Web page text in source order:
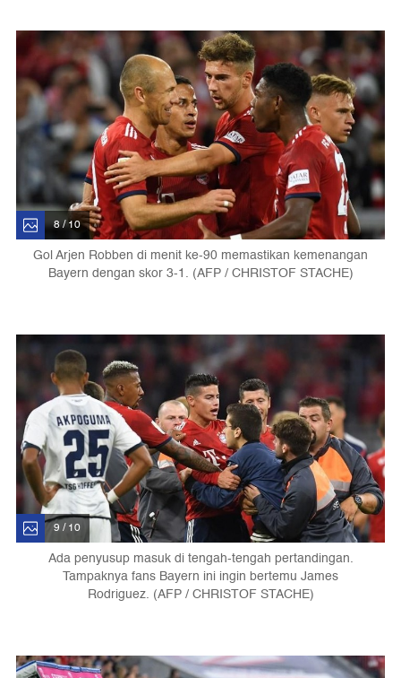
8 / 10
Gol Arjen Robben di menit ke-90 memastikan kemenangan
Bayern dengan skor 3-1. (AFP / CHRISTOF STACHE)
9 / 10
Ada penyusup masuk di tengah-tengah pertandingan.
Tampaknya fans Bayern ini ingin bertemu James
Rodriguez. (AFP / CHRISTOF STACHE)